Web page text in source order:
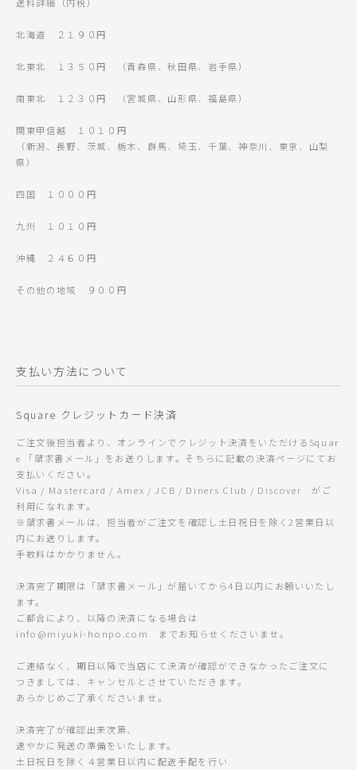
北海道 ２１９０円
北東北 １３５０円 （青森県、秋田県、岩手県）
南東北 １２３０円 （宮城県、山形県、福島県）
関東甲信越 １０１０円
（新潟、長野、茨城、栃木、群馬、埼玉、千葉、神奈川、東京、山梨
県）
四国 １０００円
九州 １０１０円
沖縄 ２４６０円
その他の地域 ９００円
支払い方法について
Square クレジットカード決済
ご注文後担当者より、オンラインでクレジット決済をいただけるSquar
e 「請求書メール」をお送りします。そちらに記載の決済ページにてお
支払いください。
Visa / Mastercard / Amex / JCB / Diners Club / Discover がご
利用になれます。
※請求書メールは、担当者がご注文を確認し土日祝日を除く2営業日以
内にお送りします。
手数料はかかりません。
決済完了期限は「請求書メール」が届いてから4日以内にお願いいたし
ます。
ご都合により、以降の決済になる場合は
info@miyuki-honpo.com までお知らせくださいませ。
ご連絡なく、期日以降で当店にて決済が確認ができなかったご注文に
つきましては、キャンセルとさせていただきます。
あらかじめご了承くださいませ。
決済完了が確認出来次第、
速やかに発送の準備をいたします。
土日祝日を除く４営業日以内に配送手配を行い